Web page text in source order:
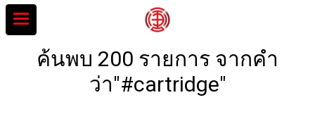
ค้นพบ 200 รายการ จากคำ
ว่า"#cartridge"